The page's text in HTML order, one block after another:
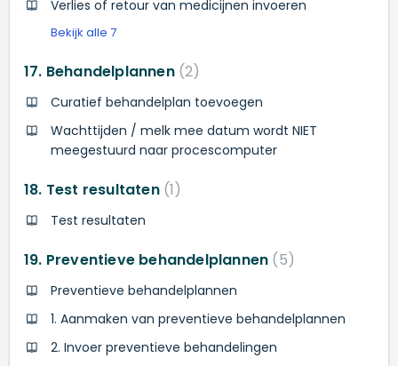
Verlies of retour van medicijnen invoeren
Bekijk alle 7
17. Behandelplannen 2
Curatief behandelplan toevoegen
Wachttijden / melk mee datum wordt NIET
meegestuurd naar procescomputer
18. Test resultaten 1
Test resultaten
19. Preventieve behandelplannen 5
Preventieve behandelplannen
1. Aanmaken van preventieve behandelplannen
2. Invoer preventieve behandelingen